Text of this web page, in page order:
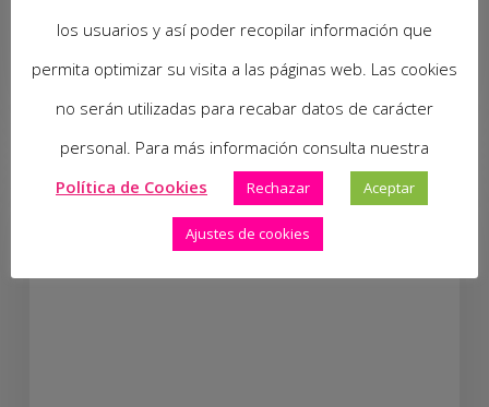
los usuarios y así poder recopilar información que
permita optimizar su visita a las páginas web. Las cookies
no serán utilizadas para recabar datos de carácter
personal. Para más información consulta nuestra
Política de Cookies
Rechazar Aceptar
Ajustes de cookies